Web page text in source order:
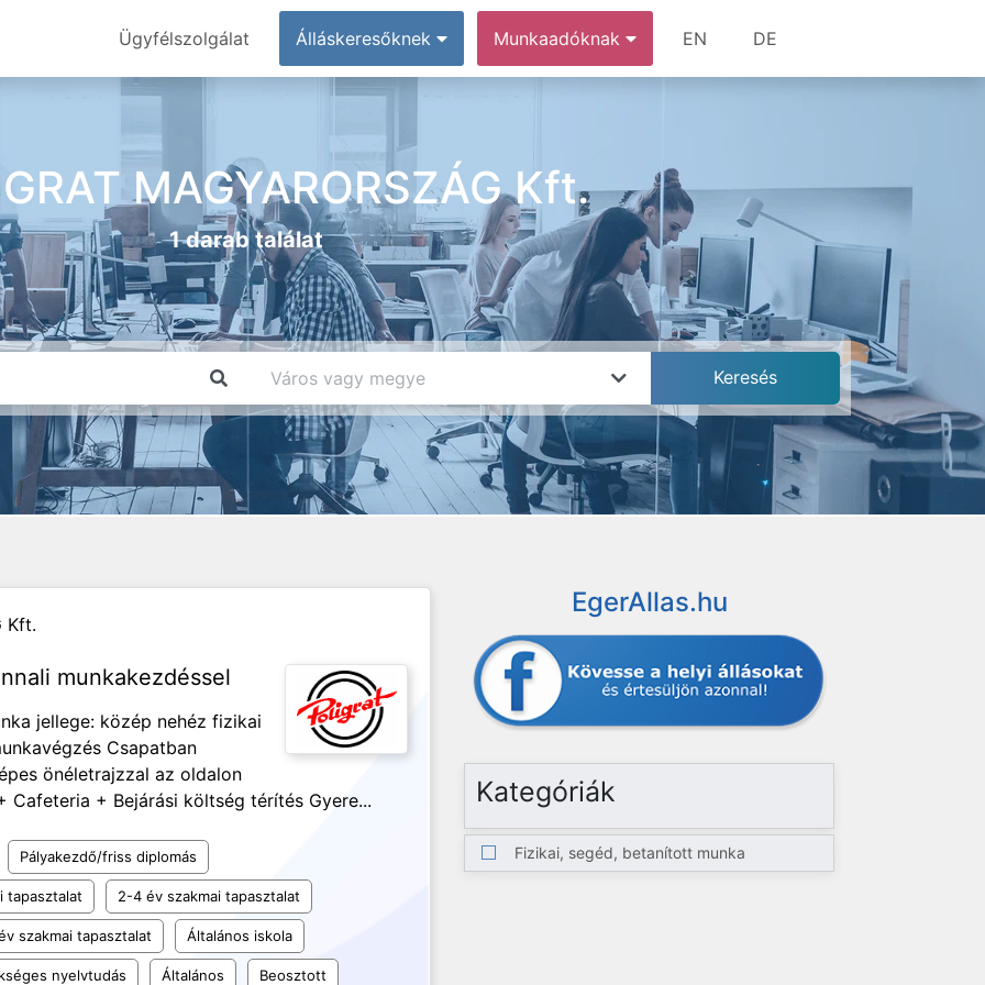
Ügyfélszolgálat Álláskeresőknek Munkaadóknak EN DE
MAGYARORSZÁG Kft.
1 darab találat
Kft.
munkakezdéssel
jellege: közép nehéz fizikai
Csapatban
önéletrajzzal az oldalon
+ Bejárási költség térítés Gyere...
Pályakezdő/friss diplomás
tapasztalat 2-4 év szakmai tapasztalat
szakmai tapasztalat Általános iskola
nyelvtudás Általános Beosztott
EgerAllas.hu
Kategóriák
Fizikai, segéd, betanított munka